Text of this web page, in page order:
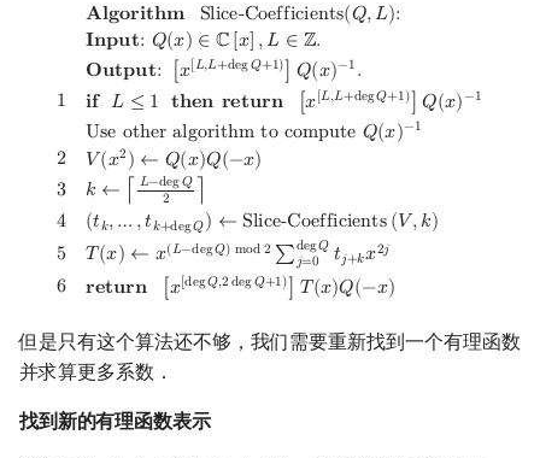
𝐀𝐥𝐠𝐨𝐫𝐢𝐭𝐡𝐦 Slice-Coefficients(𝑄,𝐿):
𝐈𝐧𝐩𝐮𝐭: 𝑄(𝑥) ∈ ℂ[𝑥] ,𝐿 ∈ ℤ.
𝐎𝐮𝐭𝐩𝐮𝐭: [𝑥[𝐿,𝐿+deg𝑄+1)] 𝑄(𝑥)−1.
1
𝐢𝐟 𝐿 ≤ 1 𝐭𝐡𝐞𝐧 𝐫𝐞𝐭𝐮𝐫𝐧 [𝑥[𝐿,𝐿+deg𝑄+1)] 𝑄(𝑥)−1
Use other algorithm to compute 𝑄(𝑥)−1
2 𝑉(𝑥2) ← 𝑄(𝑥)𝑄(−𝑥)
3
𝑘 ← 𝐿−deg𝑄
2
4
(𝑡𝑘,… ,𝑡𝑘+deg𝑄) ← Slice-Coefficients(𝑉,𝑘)
5
𝑇 (𝑥) ← 𝑥(𝐿−deg𝑄) mod 2 ∑deg𝑄
𝑗=0 𝑡𝑗+𝑘𝑥2𝑗
6 𝐫𝐞𝐭𝐮𝐫𝐧 [𝑥[deg𝑄,2deg𝑄+1)] 𝑇(𝑥)𝑄(−𝑥)
AlgorithmSlice-Coefficients(Q,L):Input:Q(x)
但是只有这个算法还不够，我们需要重新找到一个有理函数
并求算更多系数．
找到新的有理函数表示